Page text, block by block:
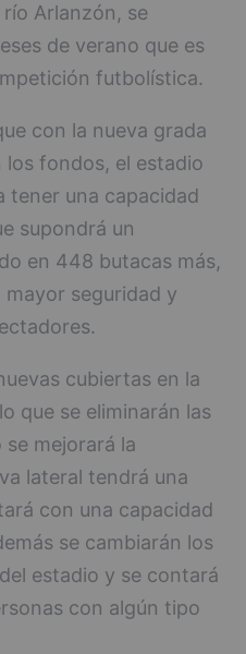
Arlanzón, se
de verano que es
futbolística.
con la nueva grada
los fondos, el estadio
tener una capacidad
supondrá un
en 448 butacas más,
mayor seguridad y
cubiertas en la
que se eliminarán las
mejorará la
lateral tendrá una
con una capacidad
se cambiarán los
estadio y se contará
con algún tipo